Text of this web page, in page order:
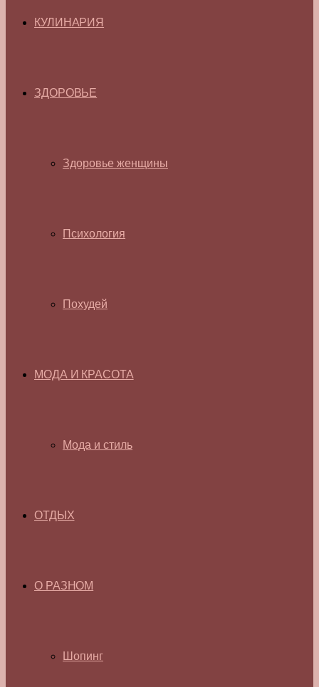
КУЛИНАРИЯ
ЗДОРОВЬЕ
Здоровье женщины
Психология
Похудей
МОДА И КРАСОТА
Мода и стиль
ОТДЫХ
О РАЗНОМ
Шопинг